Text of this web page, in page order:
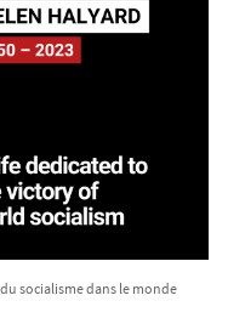
socialisme dans le monde